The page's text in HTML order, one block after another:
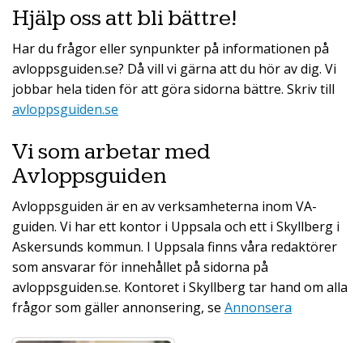
Hjälp oss att bli bättre!
Har du frågor eller synpunkter på informationen på
avloppsguiden.se? Då vill vi gärna att du hör av dig. Vi
jobbar hela tiden för att göra sidorna bättre. Skriv till
avloppsguiden.se
Vi som arbetar med
Avloppsguiden
Avloppsguiden är en av verksamheterna inom VA-
guiden. Vi har ett kontor i Uppsala och ett i Skyllberg i
Askersunds kommun. I Uppsala finns våra redaktörer
som ansvarar för innehållet på sidorna på
avloppsguiden.se. Kontoret i Skyllberg tar hand om alla
frågor som gäller annonsering, se Annonsera